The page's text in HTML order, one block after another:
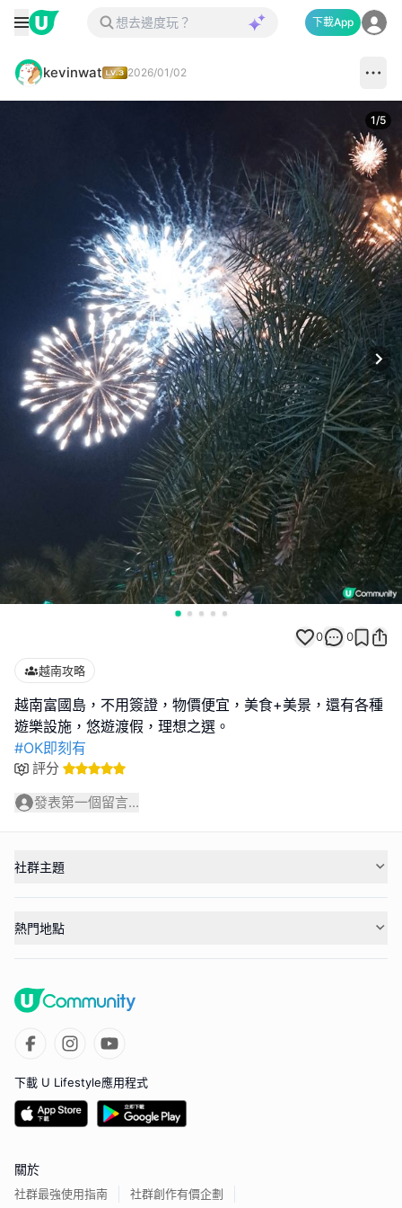
下載App
kevinwat 2026/01/02
1/5
0 0
越南攻略
越南富國島，不用簽證，物價便宜，美食+美景，還有各種
#OK即刻有
評分
發表第一個留言...
社群主題
熱門地點
下載 U Lifestyle應用程式
關於
社群最強使用指南 社群創作有價企劃